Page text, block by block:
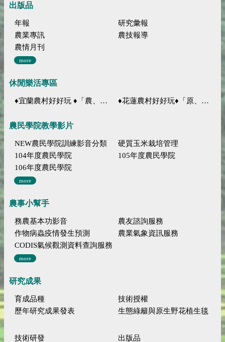
出版品
年報
研究彙報
農業專訊
農技報導
農情月刊
more
休閒樂活專區
♦宜蘭農村好好玩 ♦「農、藝、山、水」四條遊程推薦 ♦花蓮農村好好玩♦「原、生、慢、活」四條遊程推薦
農民學院教學影片
NEW農民學院訓練影音分類
硬質玉米栽培管理
104年度農民學院
105年度農民學院
106年度農民學院
more
農事小幫手
務農基本功影音
農友諮詢服務
作物病蟲疫情發生預測
農業氣象資訊服務
CODIS氣候觀測資料查詢服務
more
研究成果
育成品種
技術授權
歷年研究成果發表
生態綠籬與原生野花植生毯
技術研發
出版品